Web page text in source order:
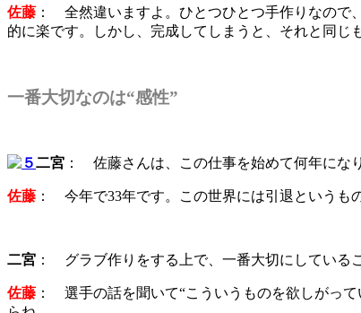
佐藤 ： 全然違いますよ。ひとつひとつ手作りなので
的に楽です。しかし、完成してしまうと、それと同じ
一番大切なのは“感性”
二宮 ： 佐藤さんは、この仕事を始めて何年にな
佐藤 ： 今年で33年です。この世界には引退というも
二宮 ： グラブ作りをする上で、一番大切にしている
佐藤 ： 選手の話を聞いて“こういうものを欲しがっ